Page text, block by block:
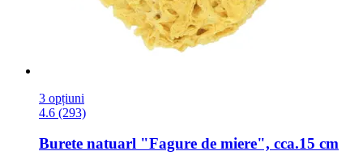
3 opțiuni
4.6 (293)
Burete natuarl "Fagure de miere", cca.15 cm